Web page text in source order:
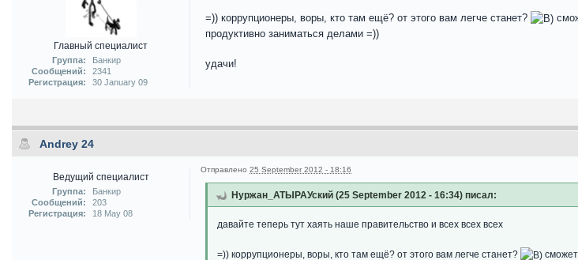
Главный специалист
Группа:
Банкир
Сообщений:
2341
Регистрация:
30 January 09
=)) коррупционеры, воры, кто там ещё? от этого вам легче станет?
продуктивно заниматься делами =))
удачи!
Andrey 24
Ведущий специалист
Группа:
Банкир
Сообщений:
203
Регистрация:
18 May 08
Отправлено 25 September 2012 - 18:16
Нуржан_АТЫРАУский (25 September 2012 - 16:34) писал:
давайте теперь тут хаять наше правительство и всех всех всех
=)) коррупционеры, воры, кто там ещё? от этого вам легче станет?